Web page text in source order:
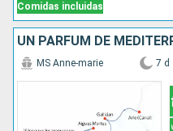
Comidas incluidas
MS Anne-marie 7 d